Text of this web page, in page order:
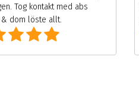
Tog kontakt med abs
dom löste allt.